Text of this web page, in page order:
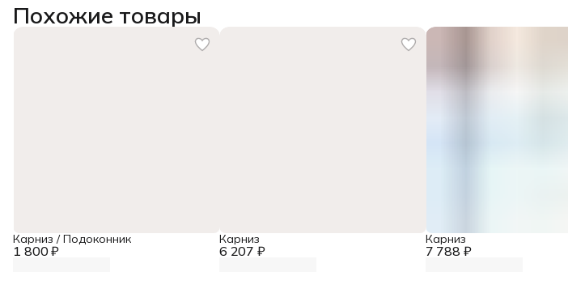
Похожие товары
1 800 ₽
Карниз / Подоконник
6 207 ₽
Карниз
7 788 ₽
Карниз